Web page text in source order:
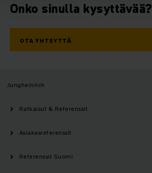
Onko sinulla kysyttävää?
OTA YHTEYTTÄ
Jungheinrich
Ratkaisut & Referenssit
Asiakasreferenssit
Referenssit Suomi